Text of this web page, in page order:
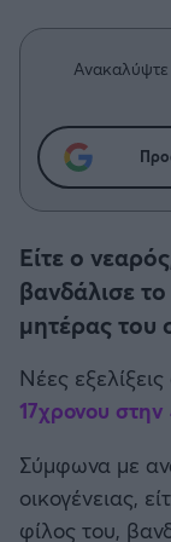
Άρης
ΟΦΗ
Μια Ιστορία
Είτε ο
βανδάλισε
μητέρας του
Νέες
17χρονου
Σύμφωνα με
οικογένειας,
φίλος του,